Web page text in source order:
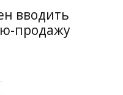
вводить
продажу